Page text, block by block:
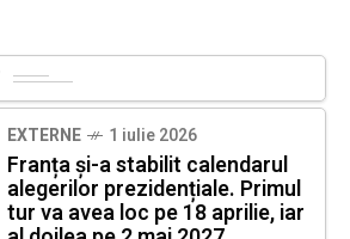
EXTERNE 1 iulie 2026
Franța și-a stabilit calendarul
alegerilor prezidențiale. Primul
tur va avea loc pe 18 aprilie, iar